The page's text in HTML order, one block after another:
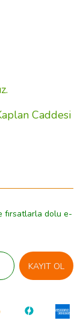
Caddesi
fırsatlarla dolu e-
KAYIT OL